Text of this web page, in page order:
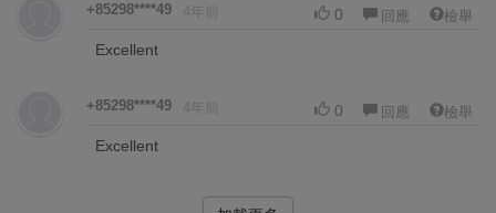
+85298****49 4年前 0 回應 檢舉
Excellent
+85298****49 4年前 0 回應 檢舉
Excellent